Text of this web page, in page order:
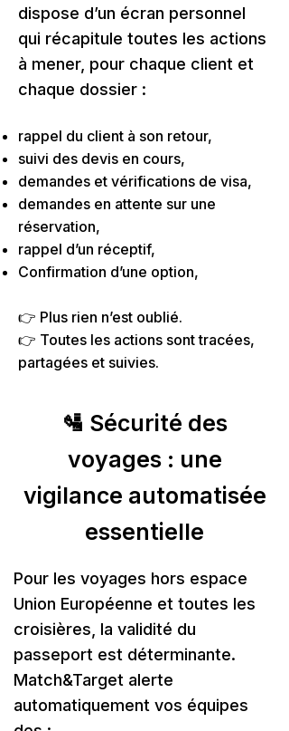
dispose d’un écran personnel
qui récapitule toutes les actions
à mener, pour chaque client et
chaque dossier :
rappel du client à son retour,
suivi des devis en cours,
demandes et vérifications de visa,
demandes en attente sur une
réservation,
rappel d’un réceptif,
Confirmation d’une option,
👉 Plus rien n’est oublié.
👉 Toutes les actions sont tracées,
partagées et suivies.
🛂 Sécurité des
voyages : une
vigilance automatisée
essentielle
Pour les voyages hors espace
Union Européenne et toutes les
croisières, la validité du
passeport est déterminante.
Match&Target alerte
automatiquement vos équipes